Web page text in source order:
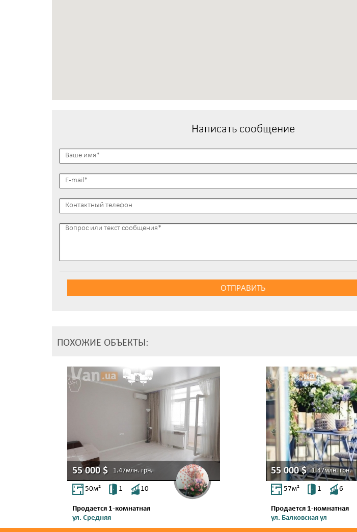
Написать сообщение
ОТПРАВИТЬ
ПОХОЖИЕ ОБЪЕКТЫ:
55 000$ 1.47млн. грн.
50м² 1 10
Продается 1-комнатная
ул. Средняя
55 000$ 1.47млн. грн.
57м² 1 6
Продается 1-комнатная
ул. Балковская ул